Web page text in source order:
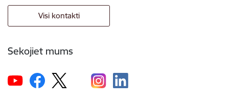
Visi kontakti
Sekojiet mums